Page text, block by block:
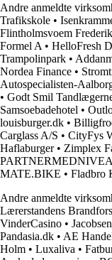
Andre anmeldte
Trafikskole •
Flintholmsvoem
Formel A • HelloFresh
Trampolinpark •
Nordea Finance •
Autospecialisten-
• Godt Smil
Samsoebadehotel •
louisburger.dk •
Carglass A/S • CityFys
Haflaburger• Zimplex
MATE.BIKE • Fladbro
Andre anmeldte
Lærerstandens
VinderCasino •
Pandasia.dk • AE
Holm • Luxaliva •